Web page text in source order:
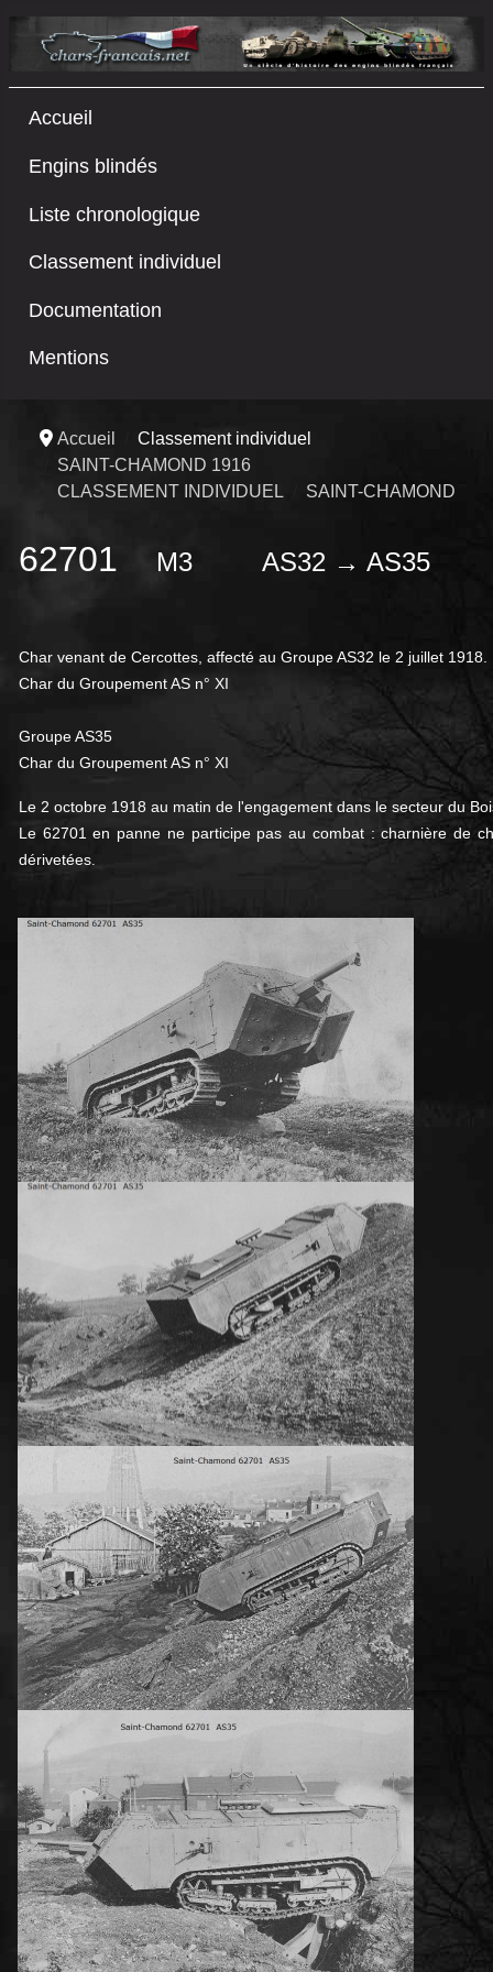
Accueil
Engins blindés
Liste chronologique
Classement individuel
Documentation
Mentions
Accueil
Classement individuel
SAINT-CHAMOND 1916
CLASSEMENT INDIVIDUEL
SAINT-CHAMOND
62701 M3 AS32 → AS35
Char venant de Cercottes, affecté au Groupe AS32 le 2 juillet 1918.
Char du Groupement AS n° XI
Groupe AS35
Char du Groupement AS n° XI
Le 2 octobre 1918 au matin de l'engagement dans le secteur du
Le 62701 en panne ne participe pas au combat : charnière de
dérivetées.